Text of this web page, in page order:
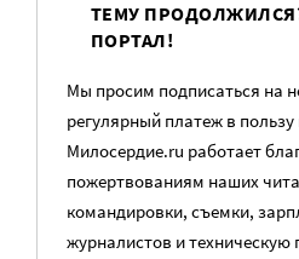
ТЕМУ
ПОРТАЛ!
Мы просим подписаться на
регулярный платеж в
Милосердие.ru работает
пожертвованиям наших
командировки, съемки,
журналистов и техническую